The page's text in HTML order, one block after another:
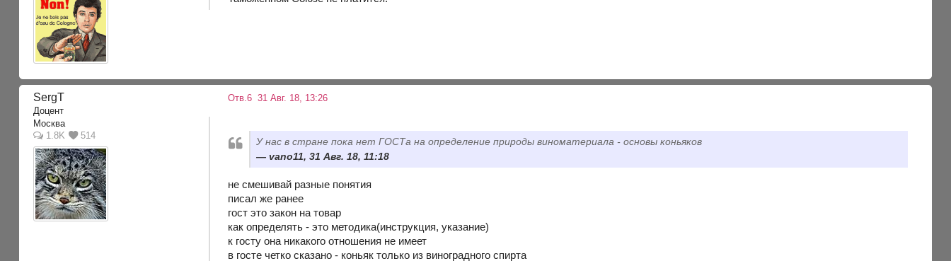
SergT
Доцент
Москва
1.8K
514
Отв.6 31 Авг. 18, 13:26
У нас в стране пока нет ГОСТа на определение природы виноматериала - основы коньяков
vano11, 31 Авг. 18, 11:18
не смешивай разные понятия
писал же ранее
гост это закон на товар
как определять - это методика(инструкция, указание)
к госту она никакого отношения не имеет
в госте четко сказано - коньяк только из виноградного спирта